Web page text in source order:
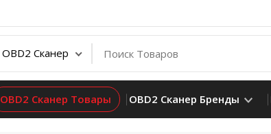
OBD2 Сканер Товары OBD2 Сканер Бренды